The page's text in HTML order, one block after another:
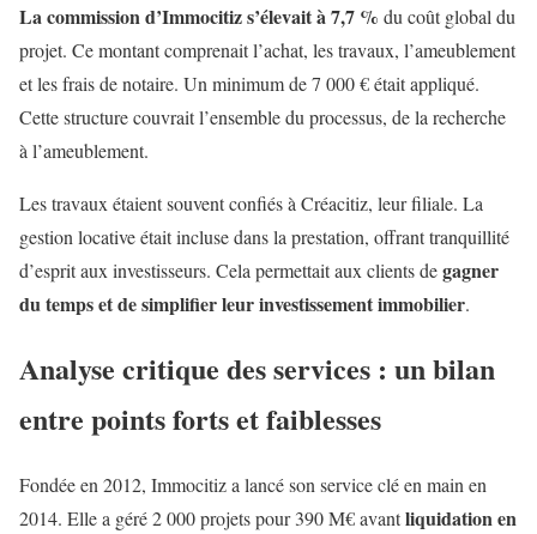
La commission d’Immocitiz s’élevait à 7,7 % du coût global du
projet. Ce montant comprenait l’achat, les travaux, l’ameublement
et les frais de notaire. Un minimum de 7 000 € était appliqué.
Cette structure couvrait l’ensemble du processus, de la recherche
à l’ameublement.
Les travaux étaient souvent confiés à Créacitiz, leur filiale. La
gestion locative était incluse dans la prestation, offrant tranquillité
d’esprit aux investisseurs. Cela permettait aux clients degagner
du temps et de simplifier leur investissement immobilier.
Analyse critique des services : un bilan
entre points forts et faiblesses
Fondée en 2012, Immocitiz a lancé son service clé en main en
2014. Elle a géré 2 000 projets pour 390 M€ avantliquidation en